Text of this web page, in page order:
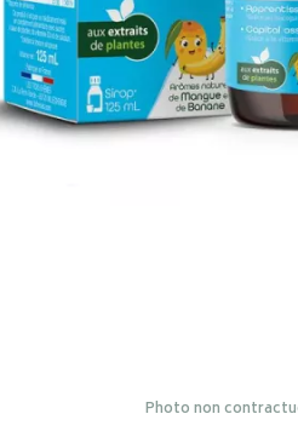
Photo non